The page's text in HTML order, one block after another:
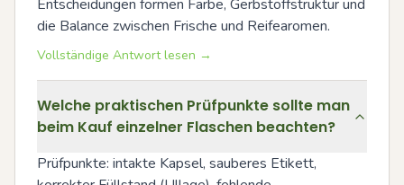
Entscheidungen formen Farbe, Gerbstoffstruktur und
die Balance zwischen Frische und Reifearomen.
Vollständige Antwort lesen →
Welche praktischen Prüfpunkte sollte man
beim Kauf einzelner Flaschen beachten?
Prüfpunkte: intakte Kapsel, sauberes Etikett,